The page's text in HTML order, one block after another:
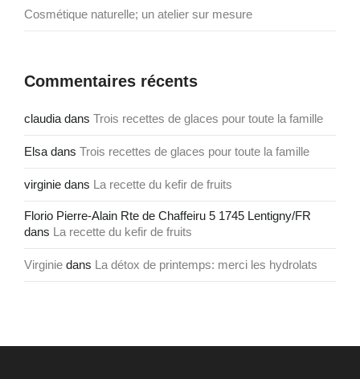
Cosmétique naturelle; un atelier sur mesure
Commentaires récents
claudia dans Trois recettes de glaces pour toute la famille
Elsa dans Trois recettes de glaces pour toute la famille
virginie dans La recette du kefir de fruits
Florio Pierre-Alain Rte de Chaffeiru 5 1745 Lentigny/FR
dans La recette du kefir de fruits
Virginie dans La détox de printemps: merci les hydrolats